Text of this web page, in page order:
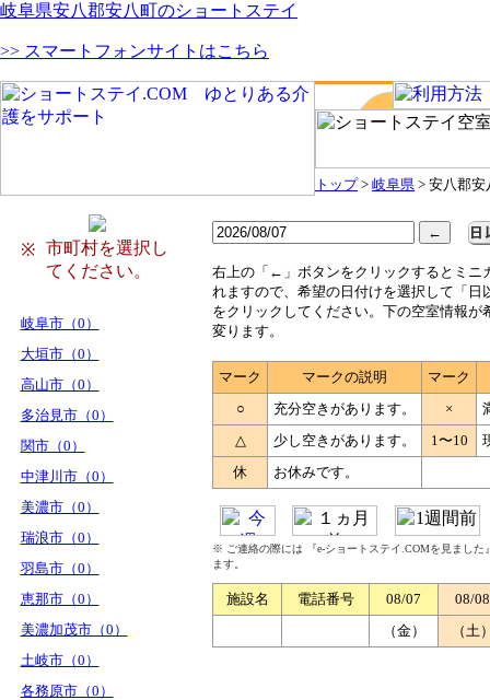
岐阜県安八郡安八町のショートステイ
>> スマートフォンサイトはこちら
トップ> 岐阜県 > 安八郡安
※
市町村を選択し
てください。
岐阜市（0）
大垣市（0）
高山市（0）
多治見市（0）
関市（0）
中津川市（0）
美濃市（0）
瑞浪市（0）
羽島市（0）
恵那市（0）
美濃加茂市（0）
土岐市（0）
各務原市（0）
右上の「←」ボタンをクリックするとミニ
れますので、希望の日付けを選択して「日
をクリックしてください。下の空室情報が
変ります。
マーク マークの説明
マーク
○
充分空きがあります。 ×
△
少し空きがあります。 1〜10
休
お休みです。
※ ご連絡の際には 『e-ショートステイ.COMを見まし
ます。
施設名 電話番号 08/07
08/08
（金）
（土